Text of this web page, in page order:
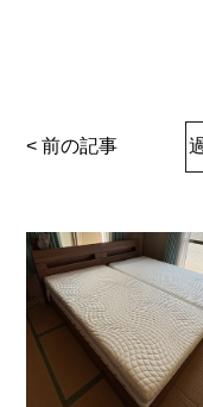
< 前の記事